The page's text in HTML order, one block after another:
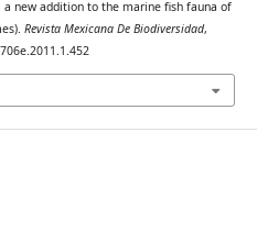
new addition to the marine fish fauna of
Revista Mexicana De Biodiversidad,